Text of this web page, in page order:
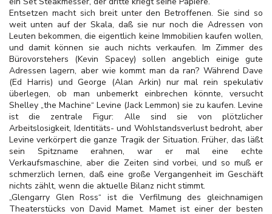
Entsetzen macht sich breit unter den Betroffenen. Sie sind so
weit unten auf der Skala, daß sie nur noch die Adressen von
Leuten bekommen, die eigentlich keine Immobilien kaufen wollen,
und damit können sie auch nichts verkaufen. Im Zimmer des
Bürovorstehers (Kevin Spacey) sollen angeblich einige gute
Adressen lagern, aber wie kommt man da ran? Während Dave
(Ed Harris) und George (Alan Arkin) nur mal rein spekulativ
überlegen, ob man unbemerkt einbrechen könnte, versucht
Shelley „the Machine“ Levine (Jack Lemmon) sie zu kaufen. Levine
ist die zentrale Figur: Alle sind sie von plötzlicher
Arbeitslosigkeit, Identitäts- und Wohlstandsverlust bedroht, aber
Levine verkörpert die ganze Tragik der Situation. Früher, das läßt
sein Spitzname erahnen, war er mal eine echte
Verkaufsmaschine, aber die Zeiten sind vorbei, und so muß er
schmerzlich lernen, daß eine große Vergangenheit im Geschäft
nichts zählt, wenn die aktuelle Bilanz nicht stimmt.
„Glengarry Glen Ross“ ist die Verfilmung des gleichnamigen
Theaterstücks von David Mamet. Mamet ist einer der besten